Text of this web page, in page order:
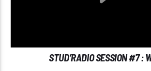
STUD’RADIO SESSION #7 :